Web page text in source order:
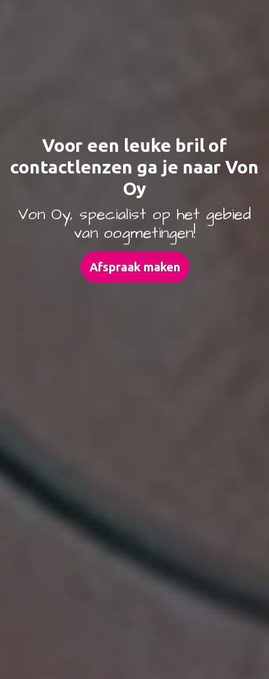
Voor een leuke bril of
contactlenzen ga je naar Von
Oy
Von Oy, specialist op het gebied
van oogmetingen!
Afspraak maken
EEUWIGE TROUW MET ONZE
UNIEKE TROUWRINGEN
Jouw toekomstige trouwringen
zijn het waard om met zorg
uitgezocht te worden!!
Ja, ik wil Trouwringen